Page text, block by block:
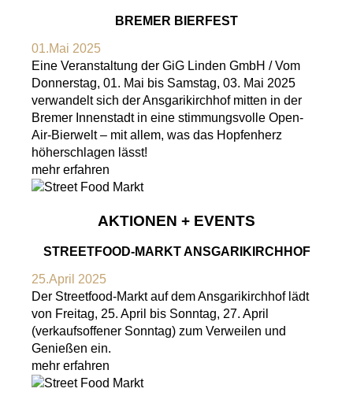
BREMER BIERFEST
01.Mai 2025
Eine Veranstaltung der GiG Linden GmbH / Vom
Donnerstag, 01. Mai bis Samstag, 03. Mai 2025
verwandelt sich der Ansgarikirchhof mitten in der
Bremer Innenstadt in eine stimmungsvolle Open-
Air-Bierwelt – mit allem, was das Hopfenherz
höherschlagen lässt!
mehr erfahren
AKTIONEN + EVENTS
STREETFOOD-MARKT ANSGARIKIRCHHOF
25.April 2025
Der Streetfood-Markt auf dem Ansgarikirchhof lädt
von Freitag, 25. April bis Sonntag, 27. April
(verkaufsoffener Sonntag) zum Verweilen und
Genießen ein.
mehr erfahren